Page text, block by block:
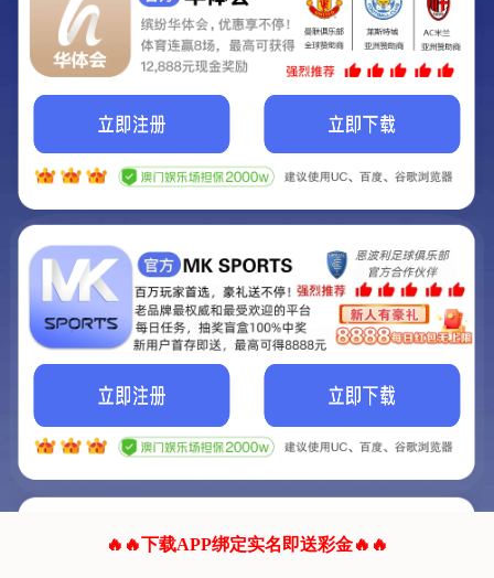
Hey Guys!
我们即将上线啦...
我们的网站正在建设.
它将是非常棒的网站.
联系我们!